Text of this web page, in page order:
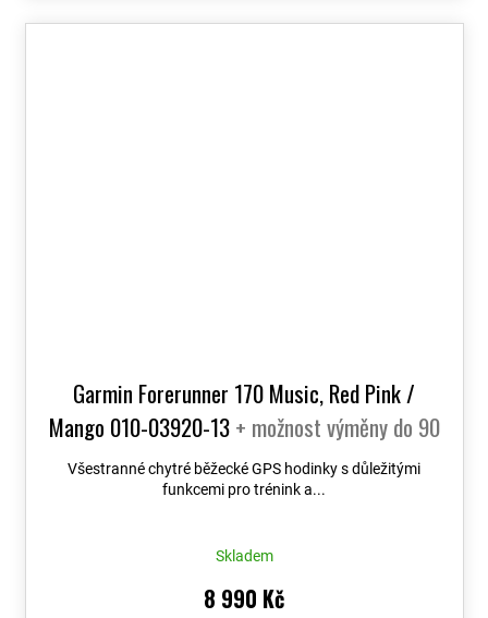
Garmin Forerunner 170 Music, Red Pink /
Mango 010-03920-13+ možnost výměny do 90
dní
Všestranné chytré běžecké GPS hodinky s důležitými
funkcemi pro trénink a...
Skladem
8 990 Kč